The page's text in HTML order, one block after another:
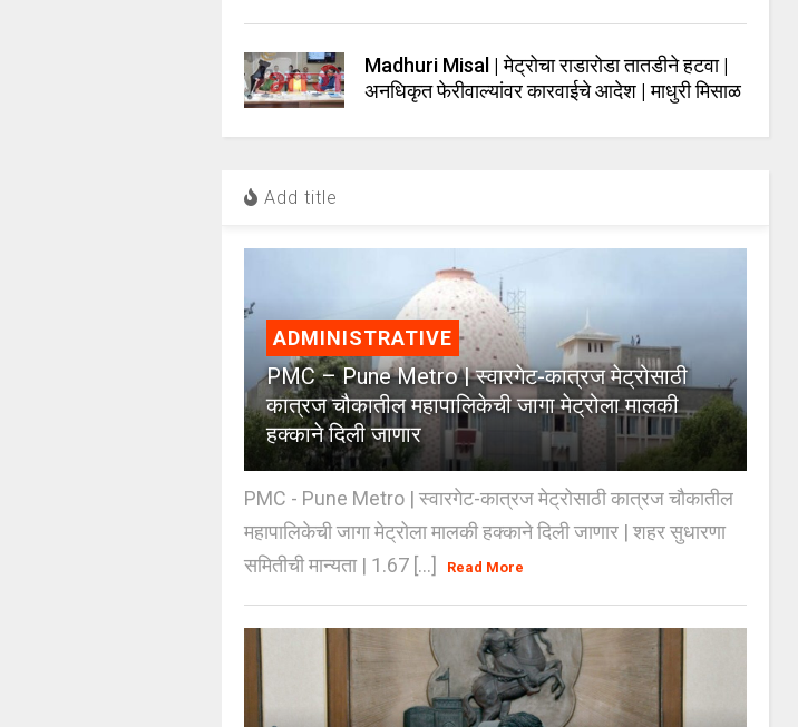
Madhuri Misal | मेट्रोचा राडारोडा तातडीने हटवा |
अनधिकृत फेरीवाल्यांवर कारवाईचे आदेश | माधुरी मिसाळ
Add title
ADMINISTRATIVE
PMC – Pune Metro | स्वारगेट-कात्रज मेट्रोसाठी
कात्रज चौकातील महापालिकेची जागा मेट्रोला मालकी
हक्काने दिली जाणार
PMC - Pune Metro | स्वारगेट-कात्रज मेट्रोसाठी कात्रज चौकातील
महापालिकेची जागा मेट्रोला मालकी हक्काने दिली जाणार | शहर सुधारणा
समितीची मान्यता | 1.67 [...]
Read More